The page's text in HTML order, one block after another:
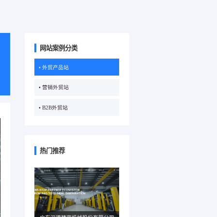
网站案例分类
• 外贸产品站
• 营销外贸站
• B2B外贸站
热门推荐